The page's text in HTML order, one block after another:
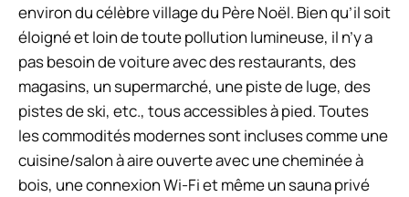
environ du célèbre village du Père Noël. Bien qu’il soit
éloigné et loin de toute pollution lumineuse, il n’y a
pas besoin de voiture avec des restaurants, des
magasins, un supermarché, une piste de luge, des
pistes de ski, etc., tous accessibles à pied. Toutes
les commodités modernes sont incluses comme une
cuisine/salon à aire ouverte avec une cheminée à
bois, une connexion Wi-Fi et même un sauna privé